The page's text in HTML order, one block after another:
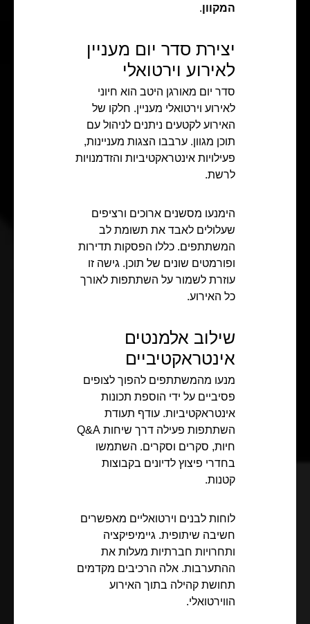
המקוון.
יצירת סדר יום מעניין
לאירוע וירטואלי
סדר יום מאורגן היטב הוא חיוני
לאירוע וירטואלי מעניין. חלקו של
האירוע לקטעים ניתנים לניהול עם
תוכן מגוון. ערבבו הצגות מעניינות,
פעילויות אינטראקטיביות והזדמנויות
לרשת.
הימנעו מסשנים ארוכים ורציפים
שעלולים לאבד את תשומת לב
המשתתפים. כללו הפסקות תדירות
ופורמטים שונים של תוכן. גישה זו
עוזרת לשמור על השתתפות לאורך
כל האירוע.
שילוב אלמנטים
אינטראקטיביים
מנעו מהמשתתפים להפוך לצופים
פסיביים על ידי הוספת תכונות
אינטראקטיביות. עודף תעודת
השתתפות פעילה דרך שיחות Q&A
חיות, סקרים וסקרים. השתמשו
בחדרי פיצוץ לדיונים בקבוצות
קטנות.
לוחות לבנים וירטואליים מאפשרים
חשיבה שיתופית. גיימיפיקציה
ותחרויות חברתיות מעלות את
ההתערבות. אלה הרכיבים מקדמים
תחושת קהילה בתוך האירוע
הווירטואלי.